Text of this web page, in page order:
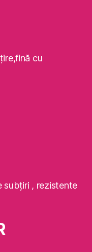
cu
subţiri , rezistente